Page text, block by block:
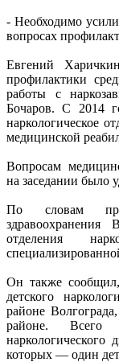
- Необходимо
вопросах
Евгений
профилактики
работы с
Бочаров. С 2014
наркологическое
медицинской
Вопросам
на заседании было
По словам
отделения
Он также
детского
районе
районе. Всего
наркологического
которых — один